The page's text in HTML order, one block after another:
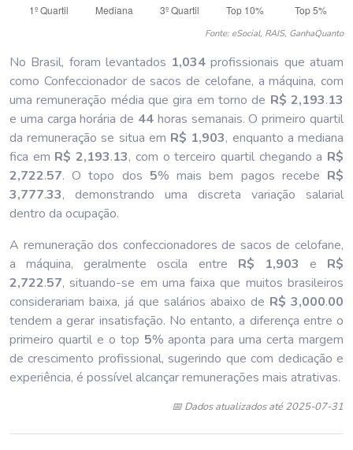
Fonte: eSocial, RAIS, GanhaQuanto
No Brasil, foram levantados 1,034 profissionais que atuam
como Confeccionador de sacos de celofane, a máquina, com
uma remuneração média que gira em torno de R$ 2,193.13
e uma carga horária de 44 horas semanais. O primeiro quartil
da remuneração se situa em R$ 1,903, enquanto a mediana
fica em R$ 2,193.13, com o terceiro quartil chegando a R$
2,722.57. O topo dos 5% mais bem pagos recebe R$
3,777.33, demonstrando uma discreta variação salarial
dentro da ocupação.
A remuneração dos confeccionadores de sacos de celofane,
a máquina, geralmente oscila entre R$ 1,903 e R$
2,722.57, situando-se em uma faixa que muitos brasileiros
considerariam baixa, já que salários abaixo de R$ 3,000.00
tendem a gerar insatisfação. No entanto, a diferença entre o
primeiro quartil e o top 5% aponta para uma certa margem
de crescimento profissional, sugerindo que com dedicação e
experiência, é possível alcançar remunerações mais atrativas.
📅 Dados atualizados até 2025-07-31